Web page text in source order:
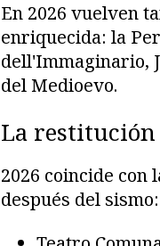
En 2026 vuelven
enriquecida: la
dell'Immaginario,
del Medioevo.
La
2026 coincide con
después del sismo: